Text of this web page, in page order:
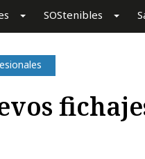
SOStenibles